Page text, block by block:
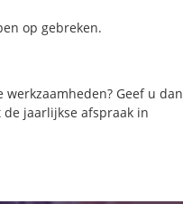
op gebreken.
Geef u dan
jaarlijkse afspraak in